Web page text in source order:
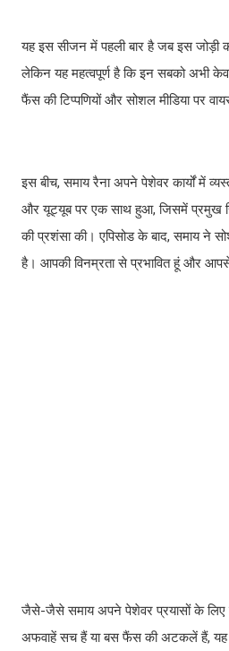
यह इस सीजन में पहली बार है जब इस जोड़ी
लेकिन यह महत्वपूर्ण है कि इन सबको अभी
फैंस की टिप्पणियों और सोशल मीडिया पर
इस बीच, समाय रैना अपने पेशेवर कार्यों में
और यूट्यूब पर एक साथ हुआ, जिसमें प्रमुख
की प्रशंसा की। एपिसोड के बाद, समाय ने
है। आपकी विनम्रता से प्रभावित हूं और
जैसे-जैसे समाय अपने पेशेवर प्रयासों के लिए
अफवाहें सच हैं या बस फैंस की अटकलें हैं, यह